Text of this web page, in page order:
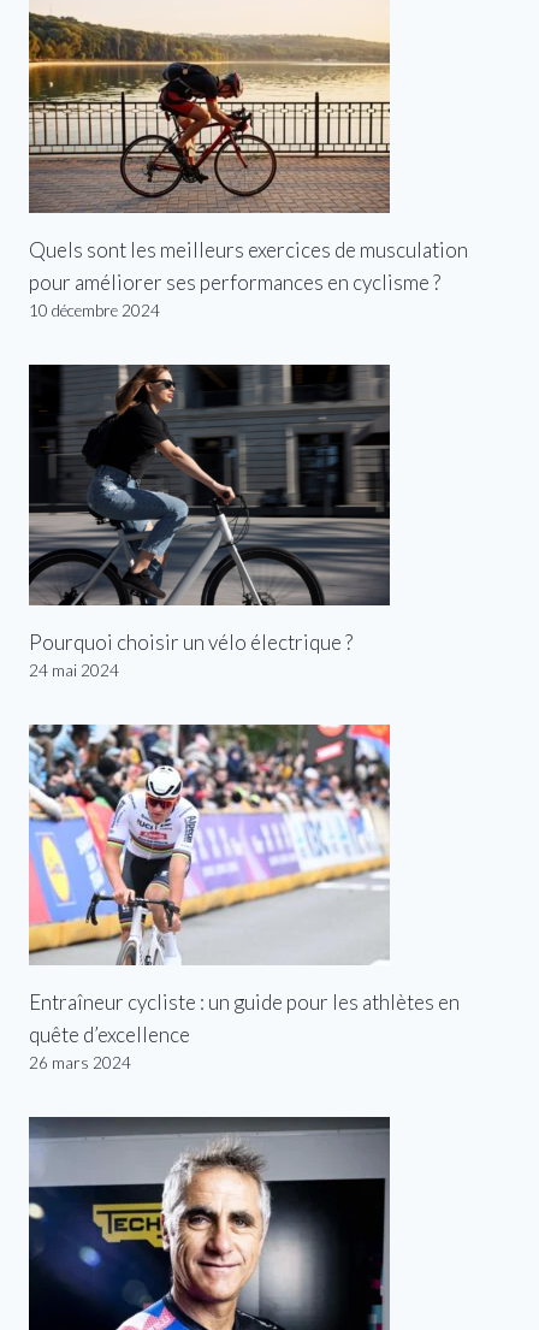
Quels sont les meilleurs exercices de musculation
pour améliorer ses performances en cyclisme ?
10 décembre 2024
Pourquoi choisir un vélo électrique ?
24 mai 2024
Entraîneur cycliste : un guide pour les athlètes en
quête d’excellence
26 mars 2024